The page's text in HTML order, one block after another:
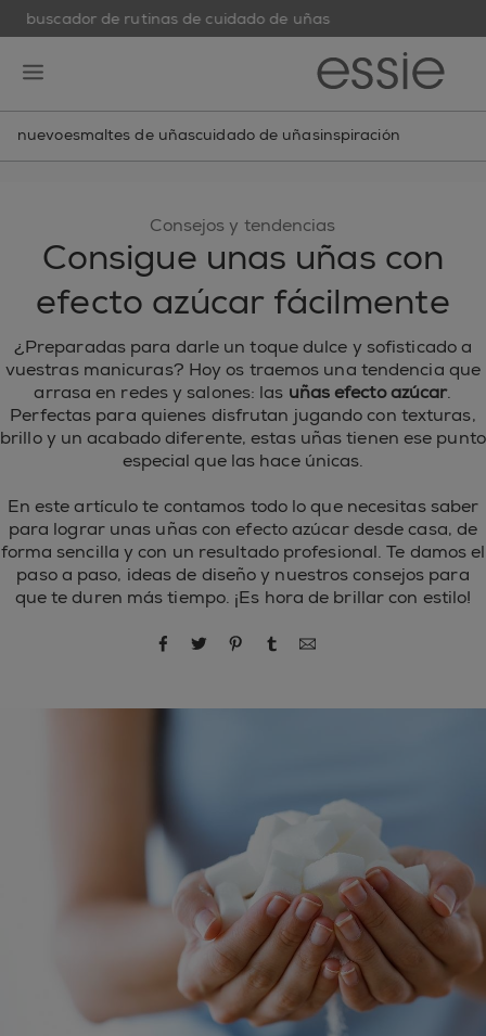
buscador de rutinas de cuidado de uñas
nuevoesmaltes de uñascuidado de uñasinspiración
Consejos y tendencias
Consigue unas uñas con
efecto azúcar fácilmente
¿Preparadas para darle un toque dulce y sofisticado a
vuestras manicuras? Hoy os traemos una tendencia que
arrasa en redes y salones: las uñas efecto azúcar.
Perfectas para quienes disfrutan jugando con texturas,
brillo y un acabado diferente, estas uñas tienen ese punto
especial que las hace únicas.
En este artículo te contamos todo lo que necesitas saber
para lograr unas uñas con efecto azúcar desde casa, de
forma sencilla y con un resultado profesional. Te damos el
paso a paso, ideas de diseño y nuestros consejos para
que te duren más tiempo. ¡Es hora de brillar con estilo!
compartir por Facebook
compartir por Twitter
compartir por Pinterest
compartir por Tumblr
compartir por